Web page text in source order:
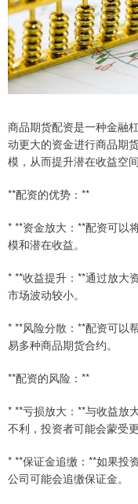
商品期货配资是一种金融
动更大的资金进行商品期
模，从而提升潜在收益空间
**配资的优势：**
* **资金放大：**配资可以
模和潜在收益。
* **收益提升：**通过放大
市场波动较小。
* **风险分散：**配资可以
易多种商品期货合约。
**配资的风险：**
* **亏损放大：**与收益放
不利，投资者可能会蒙受
* **保证金追缴：**如果投
公司可能会追缴保证金。